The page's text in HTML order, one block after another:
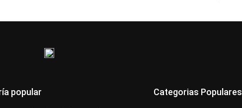
popular Categorias Populares